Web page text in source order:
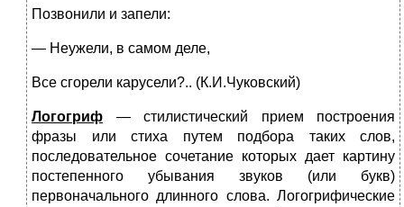
Позвонили и запели:
— Неужели, в самом деле,
Все сгорели карусели?.. (К.И.Чуковский)
Логогриф — стилистический прием построения
фразы или стиха путем подбора таких слов,
последовательное сочетание которых дает картину
постепенного убывания звуков (или букв)
первоначального длинного слова. Логогрифические